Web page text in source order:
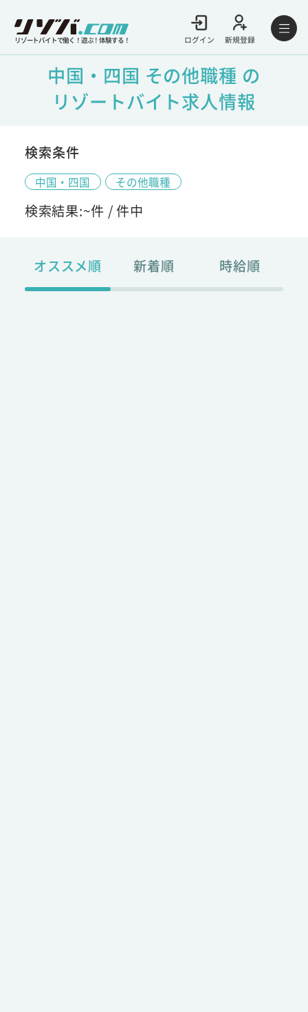
リゾートバイトで働く！遊ぶ！体験する！ ログイン 新規登録
中国・四国 その他職種 の
リゾートバイト求人情報
検索条件
中国・四国 その他職種
検索結果:~件 /件中
オススメ順 新着順 時給順